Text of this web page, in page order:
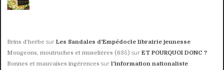
Brins d’herbe surLes Sandales d'Empédocle librairie jeunesse
Mougeons, moutruches et muselières (635) surET POURQUOI DONC ?
Bonnes et mauvaises ingérences surl'information nationaliste